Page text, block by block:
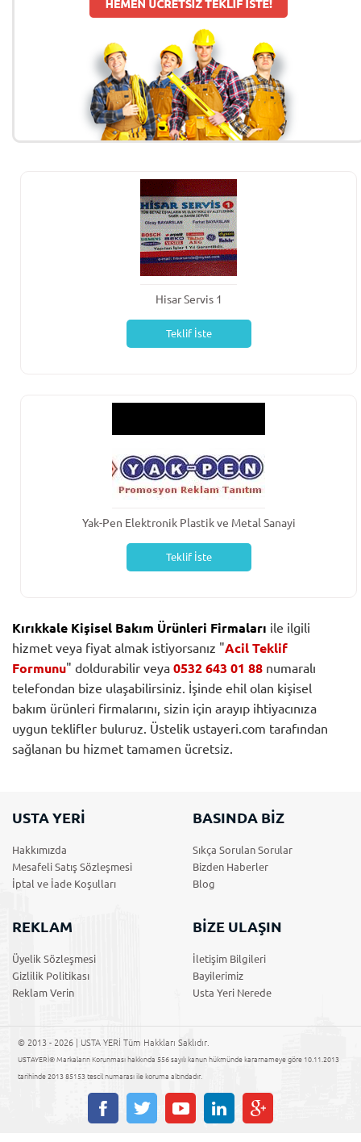
Hisar Servis 1
Teklif İste
Yak-Pen Elektronik Plastik ve Metal Sanayi
Teklif İste
Kırıkkale Kişisel Bakım Ürünleri Firmaları ile ilgili
hizmet veya fiyat almak istiyorsanız "Acil Teklif
Formunu" doldurabilir veya 0532 643 01 88 numaralı
telefondan bize ulaşabilirsiniz. İşinde ehil olan kişisel
bakım ürünleri firmalarını, sizin için arayıp ihtiyacınıza
uygun teklifler buluruz. Üstelik ustayeri.com tarafından
sağlanan bu hizmet tamamen ücretsiz.
USTA YERİ
Hakkımızda
Mesafeli Satış Sözleşmesi
İptal ve İade Koşulları
BASINDA BİZ
Sıkça Sorulan Sorular
Bizden Haberler
Blog
REKLAM
Üyelik Sözleşmesi
Gizlilik Politikası
Reklam Verin
BİZE ULAŞIN
İletişim Bilgileri
Bayilerimiz
Usta Yeri Nerede
© 2013 - 2026 | USTA YERİ Tüm Hakkları Saklıdır.
USTAYERİ® Markaların Korunması hakkında 556 sayılı kanun hükmünde kararnameye göre 10.11.2013
tarihinde 2013 85153 tescil numarası ile koruma altındadır.